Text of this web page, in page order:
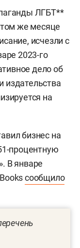
ЛГБТ**
же месяце
исчезли с
2023-го
дело об
издательства
на
бизнес на
процентную
В январе
сообщило